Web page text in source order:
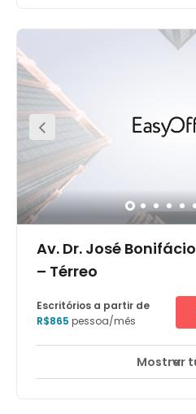
subterrâneo exclusivo e um
terraço. Localizado em uma
pode ser acessado pela Av.
pela Av. Norte Sul. O edifício
totalmente equipados,
trabalhar- área de coworking e
totalmente equipados- salas
internet rápida graças aos
suporte administrativo
principais linhas de ônibus-
serviços de concierge na
estacionamento seguro com
Av. Dr. José
– Térreo
Centro
Escritórios a partir de
R$865 pessoa/mês
Mostrar